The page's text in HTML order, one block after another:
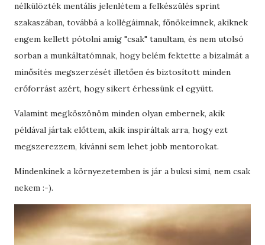
nélkülözték mentális jelenlétem a felkészülés sprint
szakaszában, továbbá a kollégáimnak, főnökeimnek, akiknek
engem kellett pótolni amíg "csak" tanultam, és nem utolsó
sorban a munkáltatómnak, hogy belém fektette a bizalmát a
minősítés megszerzését illetően és biztosított minden
erőforrást azért, hogy sikert érhessünk el együtt.
Valamint megköszönöm minden olyan embernek, akik
példával jártak előttem, akik inspiráltak arra, hogy ezt
megszerezzem, kívánni sem lehet jobb mentorokat.
Mindenkinek a környezetemben is jár a buksi simi, nem csak
nekem :-).